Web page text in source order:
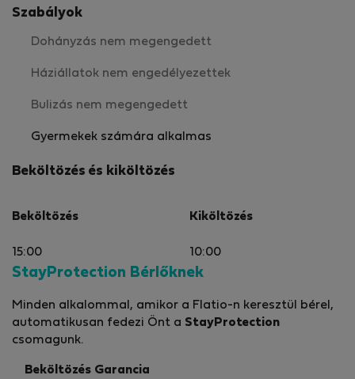
Szabályok
Dohányzás nem megengedett
Háziállatok nem engedélyezettek
Bulizás nem megengedett
Gyermekek számára alkalmas
Beköltözés és kiköltözés
Beköltözés
15:00
Kiköltözés
10:00
StayProtection Bérlőknek
Minden alkalommal, amikor a Flatio-n keresztül bérel,
automatikusan fedezi Önt a StayProtection
csomagunk.
Beköltözés Garancia